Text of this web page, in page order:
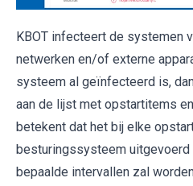
KBOT infecteert de systemen
netwerken en/of externe
systeem al geïnfecteerd is,
aan de lijst met opstartitems
betekent dat het bij elke
besturingssysteem
bepaalde intervallen zal